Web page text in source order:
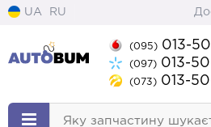
UA RU
(095) 013-
(097) 013-
(073) 013-
Яку запчастину